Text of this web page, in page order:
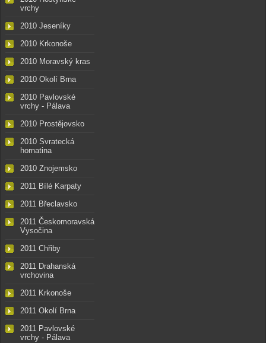
vrchy
2010 Jeseníky
2010 Krkonoše
2010 Moravský kras
2010 Okolí Brna
2010 Pavlovské
vrchy - Pálava
2010 Prostějovsko
2010 Svratecká
hornatina
2010 Znojemsko
2011 Bílé Karpaty
2011 Břeclavsko
2011 Českomoravská
Vysočina
2011 Chřiby
2011 Drahanská
vrchovina
2011 Krkonoše
2011 Okolí Brna
2011 Pavlovské
vrchy - Pálava